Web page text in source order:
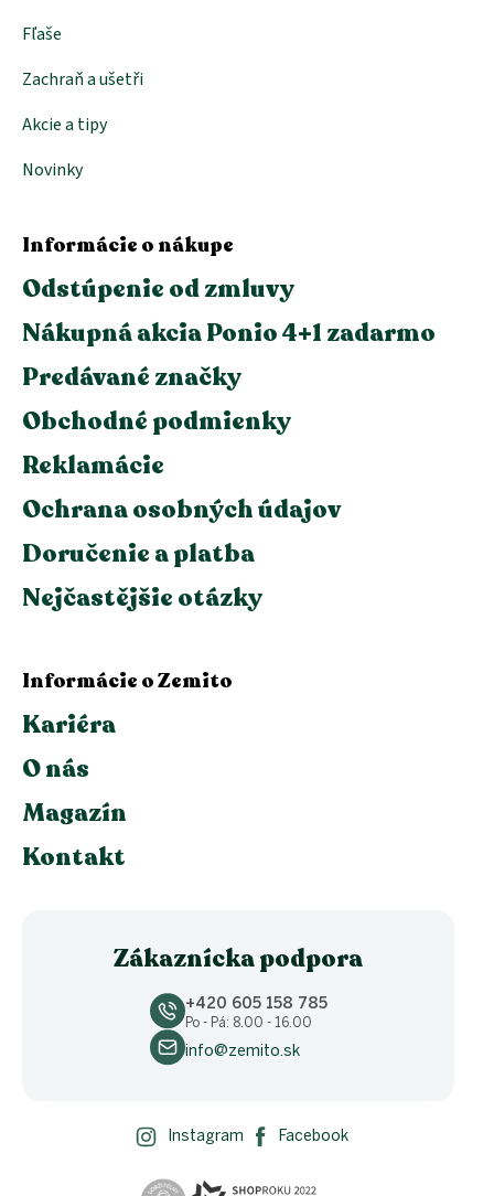
Fľaše
Zachraň a ušetři
Akcie a tipy
Novinky
Informácie o nákupe
Odstúpenie od zmluvy
Nákupná akcia Ponio 4+1 zadarmo
Predávané značky
Obchodné podmienky
Reklamácie
Ochrana osobných údajov
Doručenie a platba
Nejčastějšie otázky
Informácie o Zemito
Kariéra
O nás
Magazín
Kontakt
Zákaznícka podpora
+420 605 158 785
Po - Pá: 8.00 - 16.00
info@zemito.sk
Instagram Facebook